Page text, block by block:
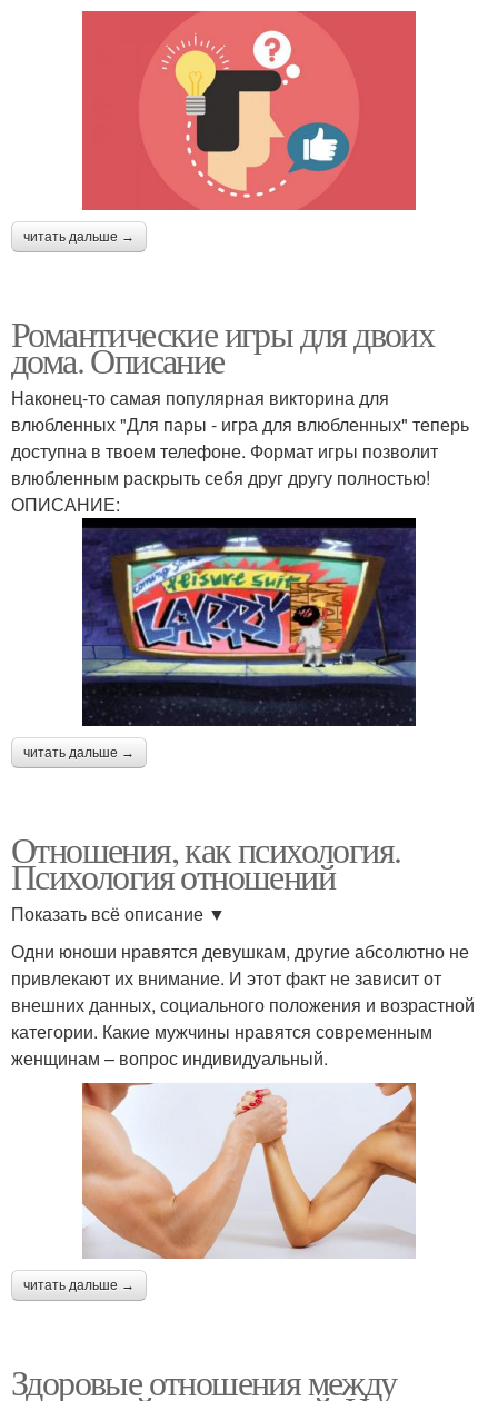
читать дальше →
Романтические игры для двоих
дома. Описание
Наконец-то самая популярная викторина для
влюбленных "Для пары - игра для влюбленных" теперь
доступна в твоем телефоне. Формат игры позволит
влюбленным раскрыть себя друг другу полностью!
ОПИСАНИЕ:
читать дальше →
Отношения, как психология.
Психология отношений
Показать всё описание ▼
Одни юноши нравятся девушкам, другие абсолютно не
привлекают их внимание. И этот факт не зависит от
внешних данных, социального положения и возрастной
категории. Какие мужчины нравятся современным
женщинам – вопрос индивидуальный.
читать дальше →
Здоровые отношения между